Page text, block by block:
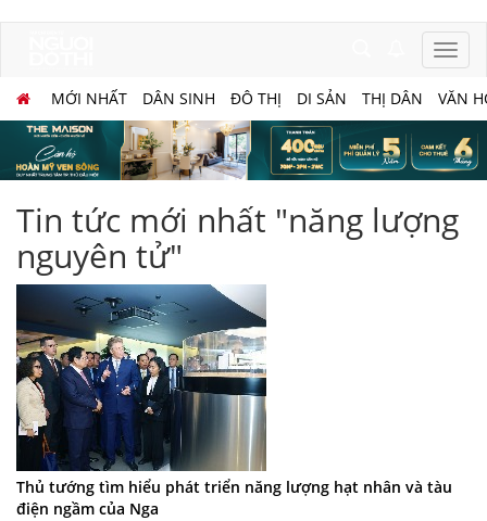
MỚI NHẤT DÂN SINH ĐÔ THỊ DI SẢN THỊ DÂN VĂN
Tin tức mới nhất "năng lượng
nguyên tử"
Thủ tướng tìm hiểu phát triển năng lượng hạt nhân và tàu
điện ngầm của Nga